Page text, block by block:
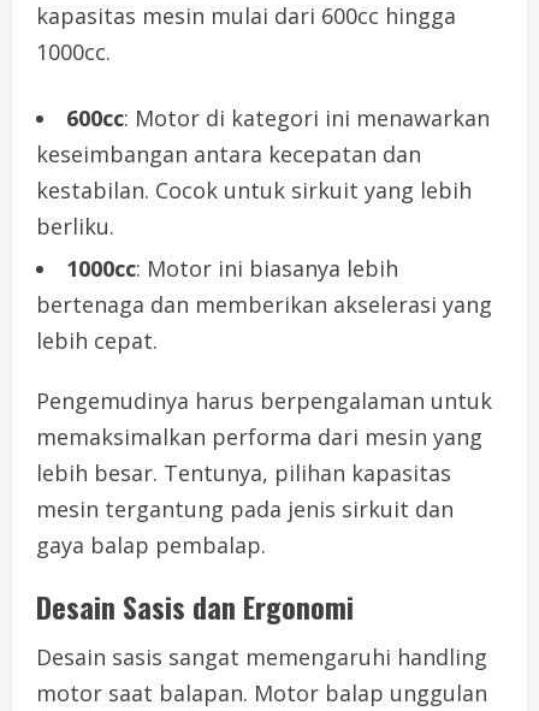
kapasitas mesin mulai dari 600cc hingga
1000cc.
600cc: Motor di kategori ini menawarkan
keseimbangan antara kecepatan dan
kestabilan. Cocok untuk sirkuit yang lebih
berliku.
1000cc: Motor ini biasanya lebih
bertenaga dan memberikan akselerasi yang
lebih cepat.
Pengemudinya harus berpengalaman untuk
memaksimalkan performa dari mesin yang
lebih besar. Tentunya, pilihan kapasitas
mesin tergantung pada jenis sirkuit dan
gaya balap pembalap.
Desain Sasis dan Ergonomi
Desain sasis sangat memengaruhi handling
motor saat balapan. Motor balap unggulan